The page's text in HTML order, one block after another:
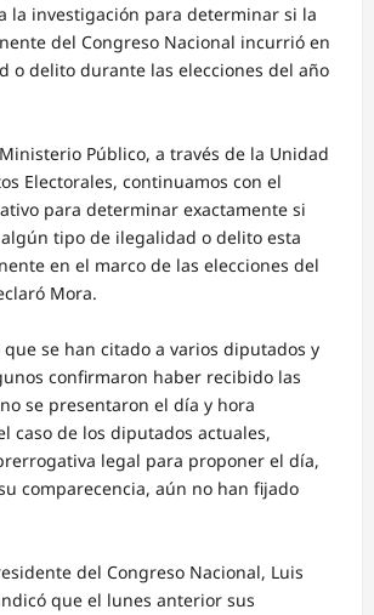
la investigación para determinar si la
del Congreso Nacional incurrió en
o delito durante las elecciones del año
Público, a través de la Unidad
Electorales, continuamos con el
para determinar exactamente si
tipo de ilegalidad o delito esta
en el marco de las elecciones del
Mora.
que se han citado a varios diputados y
confirmaron haber recibido las
se presentaron el día y hora
caso de los diputados actuales,
legal para proponer el día,
comparecencia, aún no han fijado
del Congreso Nacional, Luis
que el lunes anterior sus